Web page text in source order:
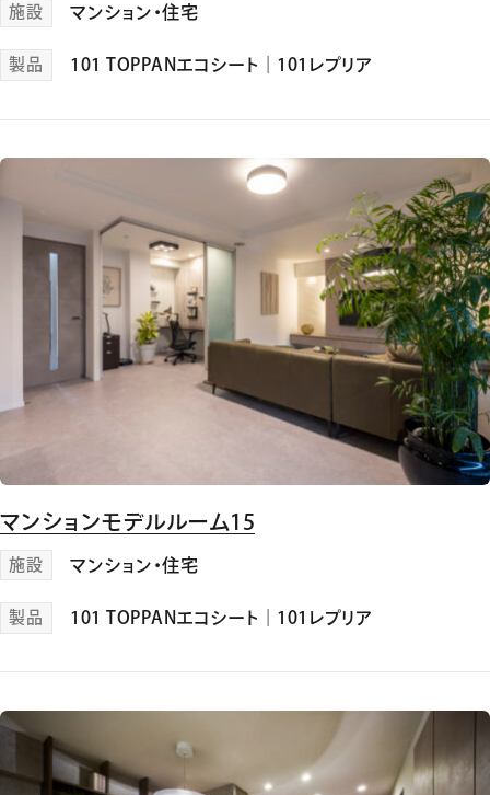
施設 マンション・住宅
製品 101 TOPPANエコシート 101レプリア
マンションモデルルーム15
施設 マンション・住宅
製品 101 TOPPANエコシート 101レプリア